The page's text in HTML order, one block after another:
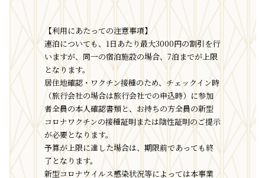
【利用にあたっての注意事項】
連泊についても、1日あたり最大3000円の割引を行
いますが、同一の宿泊施設の場合、7泊までが上限
となります。
居住地確認・ワクチン接種のため、チェックイン時
（旅行会社の場合は旅行会社での申込時）に参加
者全員の本人確認書類と、お持ちの方全員の新型
コロナワクチンの接種証明または陰性証明のご提示
が必要となります。
予算が上限に達した場合は、期限前であっても終
了となります。
新型コロナウイルス感染状況等によっては本事業